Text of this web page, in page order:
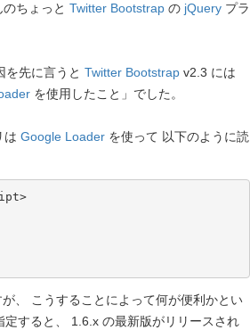
ちょっと Twitter Bootstrap の jQuery プラ
先に言うと Twitter Bootstrap v2.3 には
を使用したこと」でした。
は Google Loader を使って 以下のように読
、 こうすることによって何が便利かとい
すると、 1.6.x の最新版がリリースされ